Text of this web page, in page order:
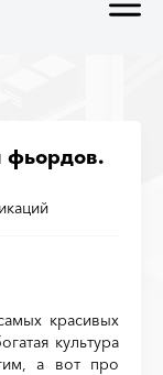
фьордов.
красивых
культура
а вот про